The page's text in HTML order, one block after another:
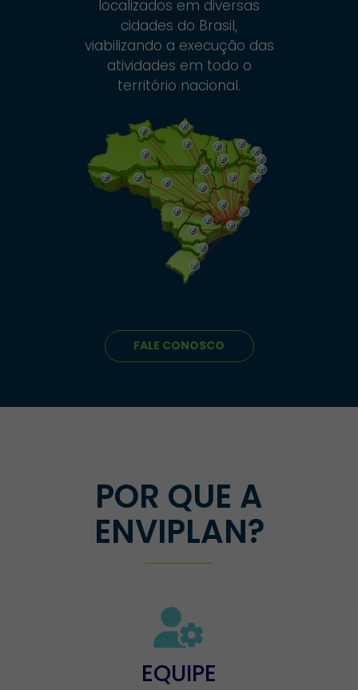
localizados em diversas
cidades do Brasil,
viabilizando a execução das
atividades em todo o
território nacional.
FALE CONOSCO
POR QUE A
ENVIPLAN?
EQUIPE